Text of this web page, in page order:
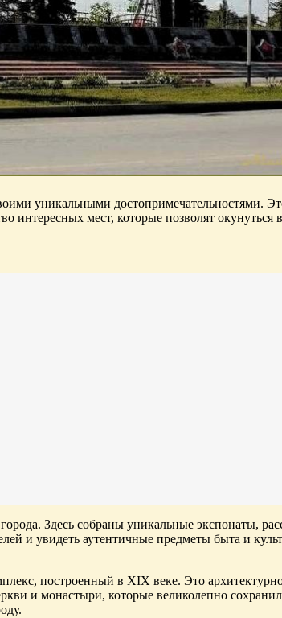
уникальными достопримечательностями.
мест, которые позволят окунуться
Здесь собраны уникальные экспонаты,
и увидеть аутентичные предметы быта и
построенный в XIX веке. Это
и монастыри, которые великолепно